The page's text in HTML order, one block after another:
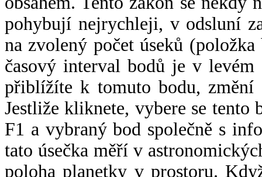
pohybují nejrychleji, v odsluní
na zvolený počet úseků
časový interval bodů je v
přiblížíte k tomuto bodu,
Jestliže kliknete, vybere se tento
F1 a vybraný bod společně s
tato úsečka měří v
poloha planetky v prostoru.